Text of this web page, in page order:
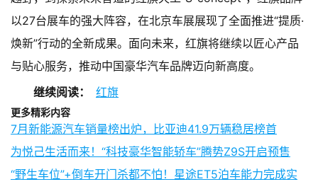
以27台展车的强大阵容，在北京车展展现了全面推进“提质·
焕新”行动的全新成果。面向未来，红旗将继续以匠心产品
与贴心服务，推动中国豪华汽车品牌迈向新高度。
继续阅读：
红旗
更多精彩内容
7月新能源汽车销量榜出炉，比亚迪41.9万辆稳居榜首
为悦己生活而来！“科技豪华智能轿车”腾势Z9S开启预售
“野生车位”+倒车开门杀都不怕！星途ET5泊车能力完成实